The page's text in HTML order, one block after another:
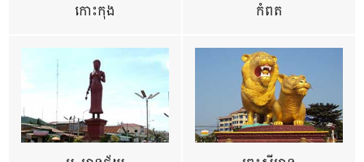
កោះកុង កំពត